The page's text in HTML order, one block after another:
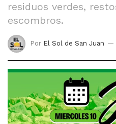
residuos verdes,
escombros.
Por El Sol de San Juan